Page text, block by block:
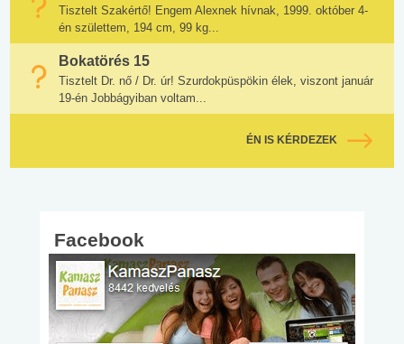
Tisztelt Szakértő! Engem Alexnek hívnak, 1999. október 4-
én születtem, 194 cm, 99 kg...
Bokatörés 15
Tisztelt Dr. nő / Dr. úr! Szurdokpüspökin élek, viszont január
19-én Jobbágyiban voltam...
ÉN IS KÉRDEZEK
Facebook